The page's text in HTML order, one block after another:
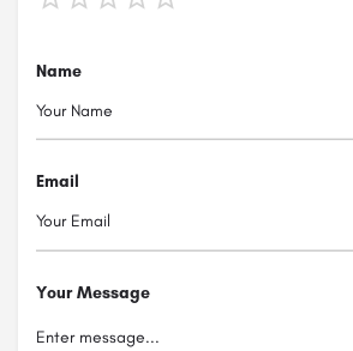
Name
Email
Your Message